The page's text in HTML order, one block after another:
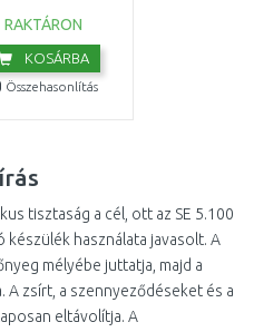
RAKTÁRON
KOSÁRBA
Összehasonlítás
tisztaság a cél, ott az SE 5.100
használata javasolt. A
mélyébe juttatja, majd a
zsírt, a szennyeződéseket és a
eltávolítja. A